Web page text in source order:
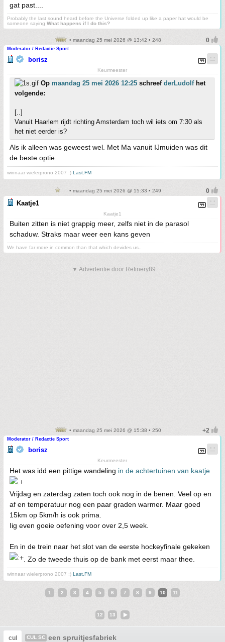
gat past....
Probably the last sound heard before the Universe folded up like a paper hat would be
someone saying What happens if I do this?
• maandag 25 mei 2026 @ 13:42 • 248
Moderator / Redactie Sport
borisz
Keurmeester
Op maandag 25 mei 2026 12:25 schreef derLudolfhet
volgende:
[..]
Vanuit Haarlem rijdt richting Amsterdam toch wil iets om 7:30 als
het niet eerder is?
Als ik alleen was geweest wel. Met Ma vanuit IJmuiden was dit
de beste optie.
winnaar wielerprono 2007 :) Last.FM
• maandag 25 mei 2026 @ 15:33 • 249
Kaatje1
Kaatje1
Buiten zitten is niet grappig meer, zelfs niet in de parasol
schaduw. Straks maar weer een kans geven
We have far more in common than that which devides us..
▼ Advertentie door Refinery89
• maandag 25 mei 2026 @ 15:38 • 250
Moderator / Redactie Sport
borisz
Keurmeester
Het was idd een pittige wandeling in de achtertuinen van kaatje
Vrijdag en zaterdag zaten toch ook nog in de benen. Veel op en
af en temperatuur nog een paar graden warmer. Maar goed
15km op 5km/h is ook prima.
Iig even goeie oefening voor over 2,5 week.
En in de trein naar het slot van de eerste hockeyfinale gekeken
. Zo de tweede thuis op de bank met eerst maar thee.
winnaar wielerprono 2007 :) Last.FM
1 2 3 4 5 6 7 8 9 10 11
12 13
cul CUL SC een spruitjesfabriek